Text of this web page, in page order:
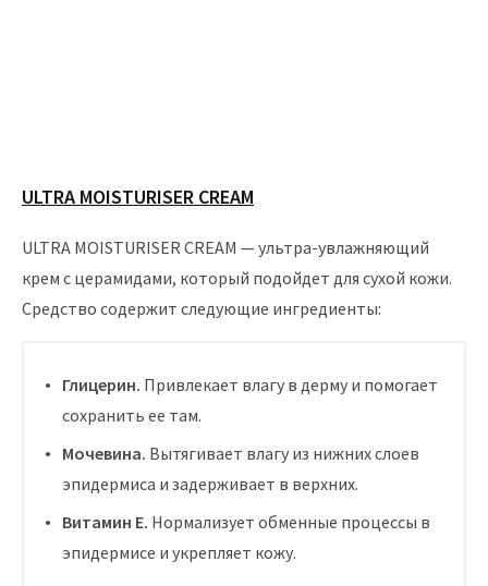
ULTRA MOISTURISER CREAM
ULTRA MOISTURISER CREAM — ультра-увлажняющий
крем с церамидами, который подойдет для сухой кожи.
Средство содержит следующие ингредиенты:
Глицерин. Привлекает влагу в дерму и помогает
сохранить ее там.
Мочевина. Вытягивает влагу из нижних слоев
эпидермиса и задерживает в верхних.
Витамин Е. Нормализует обменные процессы в
эпидермисе и укрепляет кожу.